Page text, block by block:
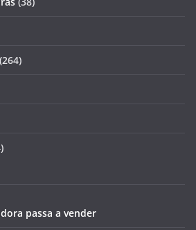
(264)
passa a vender